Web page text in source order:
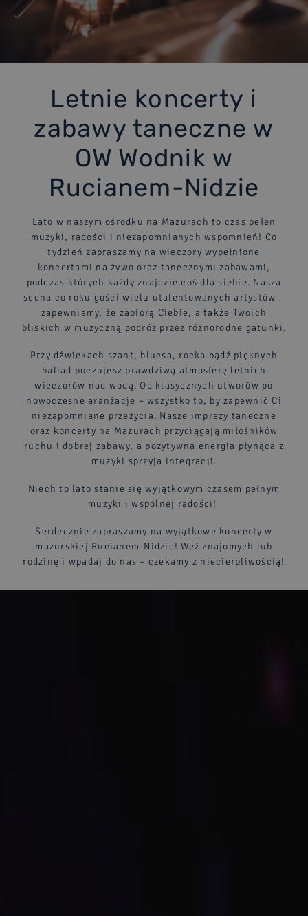
PRZYSTAŃ
PORT JACHTOWY
WYPOŻYCZALNIA
TAWERNA DUCH PUSZCZY
MENU I ORGANIZACJA IMPREZ
DLA RODZIN
WYPOCZYNEK Z DZIEĆMI
DLA BIZNESU
DLA SZKÓŁ
KOLONIE I OBOZY
Letnie koncerty i
zabawy taneczne w
OW Wodnik w
Rucianem-Nidzie
Lato w naszym ośrodku na Mazurach to czas pełen
muzyki, radości i niezapomnianych wspomnień! Co
tydzień zapraszamy na wieczory wypełnione
koncertami na żywo oraz tanecznymi zabawami,
podczas których każdy znajdzie coś dla siebie. Nasza
scena co roku gości wielu utalentowanych artystów –
zapewniamy, że zabiorą Ciebie, a także Twoich
bliskich w muzyczną podróż przez różnorodne gatunki.
Przy dźwiękach szant, bluesa, rocka bądź pięknych
ballad poczujesz prawdziwą atmosferę letnich
wieczorów nad wodą. Od klasycznych utworów po
nowoczesne aranżacje – wszystko to, by zapewnić Ci
niezapomniane przeżycia. Nasze imprezy taneczne
oraz koncerty na Mazurach przyciągają miłośników
ruchu i dobrej zabawy, a pozytywna energia płynąca z
muzyki sprzyja integracji.
Niech to lato stanie się wyjątkowym czasem pełnym
muzyki i wspólnej radości!
Serdecznie zapraszamy na wyjątkowe koncerty w
mazurskiej Rucianem-Nidzie! Weź znajomych lub
rodzinę i wpadaj do nas – czekamy z niecierpliwością!